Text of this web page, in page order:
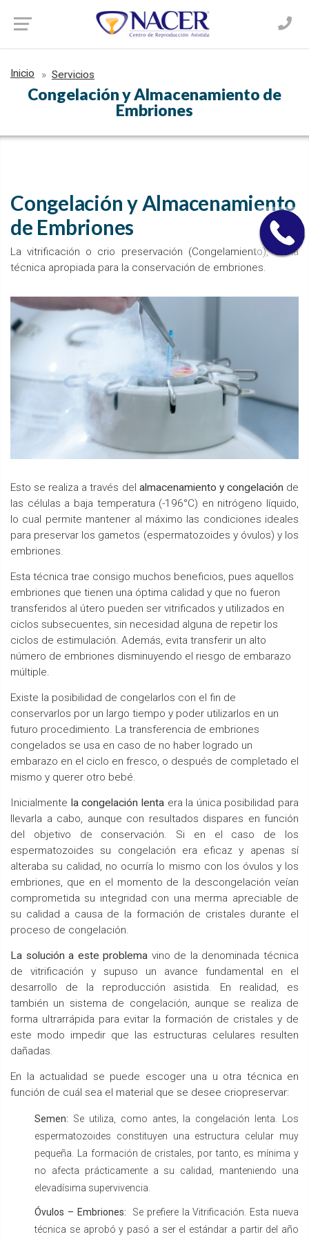
Inicio Servicios
Congelación y Almacenamiento de
Embriones
Congelación y Almacenamiento
de Embriones
La vitrificación o crio preservación (Congelamiento), es la
técnica apropiada para la conservación de embriones.
Esto se realiza a través del almacenamiento y congelación de
las células a baja temperatura (-196°C) en nitrógeno líquido,
lo cual permite mantener al máximo las condiciones ideales
para preservar los gametos (espermatozoides y óvulos) y los
embriones.
Esta técnica trae consigo muchos beneficios, pues aquellos
embriones que tienen una óptima calidad y que no fueron
transferidos al útero pueden ser vitrificados y utilizados en
ciclos subsecuentes, sin necesidad alguna de repetir los
ciclos de estimulación. Además, evita transferir un alto
número de embriones disminuyendo el riesgo de embarazo
múltiple.
Existe la posibilidad de congelarlos con el fin de
conservarlos por un largo tiempo y poder utilizarlos en un
futuro procedimiento. La transferencia de embriones
congelados se usa en caso de no haber logrado un
embarazo en el ciclo en fresco, o después de completado el
mismo y querer otro bebé.
Inicialmente la congelación lentaera la única posibilidad para
llevarla a cabo, aunque con resultados dispares en función
del objetivo de conservación. Si en el caso de los
espermatozoides su congelación era eficaz y apenas sí
alteraba su calidad, no ocurría lo mismo con los óvulos y los
embriones, que en el momento de la descongelación veían
comprometida su integridad con una merma apreciable de
su calidad a causa de la formación de cristales durante el
proceso de congelación.
La solución a este problema vino de la denominada técnica
de vitrificación y supuso un avance fundamental en el
desarrollo de la reproducción asistida. En realidad, es
también un sistema de congelación, aunque se realiza de
forma ultrarrápida para evitar la formación de cristales y de
este modo impedir que las estructuras celulares resulten
dañadas.
En la actualidad se puede escoger una u otra técnica en
función de cuál sea el material que se desee criopreservar:
Semen: Se utiliza, como antes, la congelación lenta. Los
espermatozoides constituyen una estructura celular muy
pequeña. La formación de cristales, por tanto, es mínima y
no afecta prácticamente a su calidad, manteniendo una
elevadísima supervivencia.
Óvulos – Embriones: Se prefiere la Vitrificación. Esta nueva
técnica se aprobó y pasó a ser el estándar a partir del año